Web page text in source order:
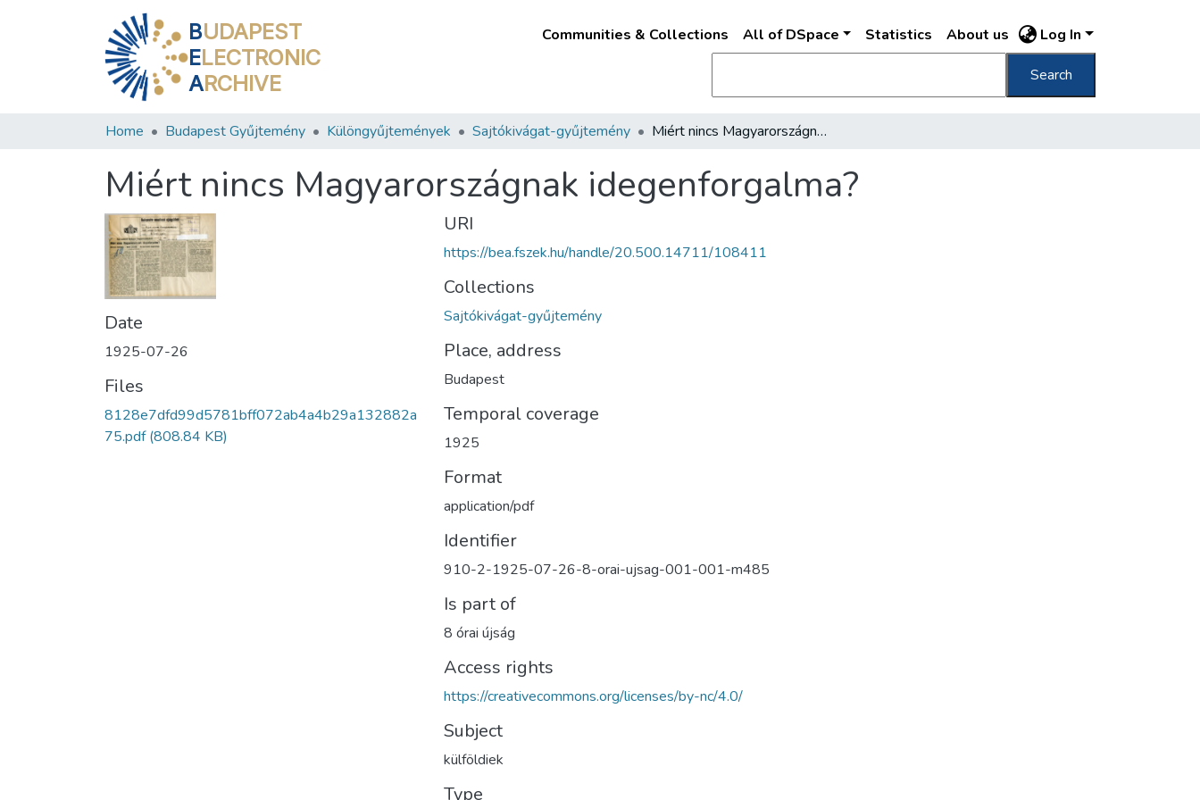
BUDAPEST
ELECTRONIC
ARCHIVE
Communities & Collections All of DSpace Statistics About us Log In
Search
Home Budapest Gyűjtemény Különgyűjtemények Sajtókivágat-gyűjtemény Miért nincs Magyarországnak idegenforgalma?
Miért nincs Magyarországnak idegenforgalma?
Date
1925-07-26
Files
8128e7dfd99d5781bff072ab4a4b29a132882a
75.pdf(808.84 KB)
URI
https://bea.fszek.hu/handle/20.500.14711/108411
Collections
Sajtókivágat-gyűjtemény
Place, address
Budapest
Temporal coverage
1925
Format
application/pdf
Identifier
910-2-1925-07-26-8-orai-ujsag-001-001-m485
Is part of
8 órai újság
Access rights
https://creativecommons.org/licenses/by-nc/4.0/
Subject
külföldiek
Type